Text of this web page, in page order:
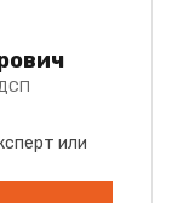
или